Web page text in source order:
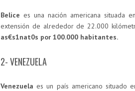
Belice es una nación americana situada
extensión de alrededor de 22.000
as€s1nat0s por 100.000 habitantes.
2- VENEZUELA
Venezuela es un país americano situado